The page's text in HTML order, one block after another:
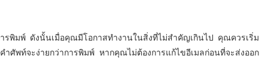
รพิมพ์ ดังนั้นเมื่อคุณมีโอกาสทำงานในสิ่งที่ไม่สำคัญเกินไป คุณควรเริ่ม
ศัพท์จะง่ายกว่าการพิมพ์ หากคุณไม่ต้องการแก้ไขอีเมลก่อนที่จะส่งออก